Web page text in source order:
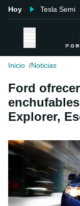
Hoy Tesla Semi
Inicio Noticias
Ford
Explorer,